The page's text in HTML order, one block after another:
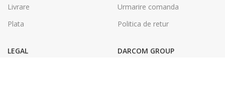
Livrare
Plata
Urmarire comanda
Politica de retur
LEGAL
DARCOM GROUP